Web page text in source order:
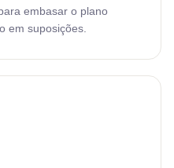
embasar o plano
em suposições.